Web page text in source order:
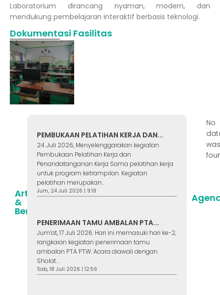
Laboratorium dirancang nyaman, modern, dan
mendukung pembelajaran interaktif berbasis teknologi.
Dokumentasi Fasilitas
Artikel
&
Berita
PEMBUKAAN PELATIHAN KERJA DAN...
24 Juli 2026, Menyelenggarakan kegiatan
Pembukaan Pelatihan Kerja dan
Penandatanganan Kerja Sama pelatihan kerja
untuk program ketrampilan. Kegiatan
pelatihan merupakan...
Jum, 24 Juli 2026 | 9:19
PENERIMAAN TAMU AMBALAN PTA...
Jum’at, 17 Juli 2026. Hari ini memasuki hari ke-2,
rangkaian kegiatan penerimaan tamu
ambalan PTA PTW. Acara diawali dengan
Sholat...
Sab, 18 Juli 2026 | 12:56
No